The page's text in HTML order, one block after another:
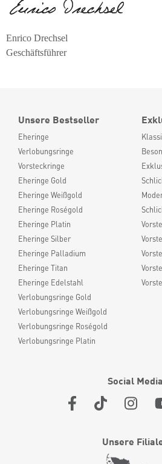
Enrico Drechsel
Geschäftsführer
Unsere Bestseller
Eheringe
Verlobungsringe
Vorsteckringe
Eheringe Gold
Eheringe Weißgold
Eheringe Roségold
Eheringe Platin
Eheringe Silber
Eheringe Palladium
Eheringe Titan
Eheringe Edelstahl
Verlobungsringe Gold
Verlobungsringe Weißgold
Verlobungsringe Roségold
Verlobungsringe Platin
Social Media
Unsere